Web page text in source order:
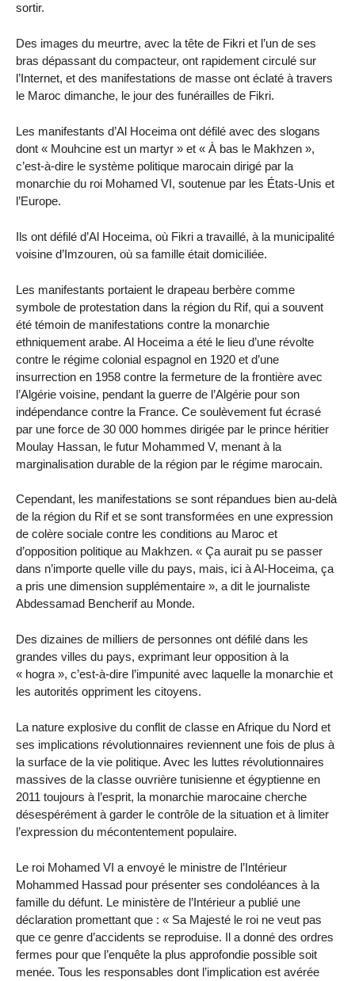
sortir.
Des images du meurtre, avec la tête de Fikri et l’un de ses
bras dépassant du compacteur, ont rapidement circulé sur
l’Internet, et des manifestations de masse ont éclaté à travers
le Maroc dimanche, le jour des funérailles de Fikri.
Les manifestants d’Al Hoceima ont défilé avec des slogans
dont « Mouhcine est un martyr » et « À bas le Makhzen »,
c’est-à-dire le système politique marocain dirigé par la
monarchie du roi Mohamed VI, soutenue par les États-Unis et
l’Europe.
Ils ont défilé d’Al Hoceima, où Fikri a travaillé, à la municipalité
voisine d’Imzouren, où sa famille était domiciliée.
Les manifestants portaient le drapeau berbère comme
symbole de protestation dans la région du Rif, qui a souvent
été témoin de manifestations contre la monarchie
ethniquement arabe. Al Hoceima a été le lieu d’une révolte
contre le régime colonial espagnol en 1920 et d’une
insurrection en 1958 contre la fermeture de la frontière avec
l’Algérie voisine, pendant la guerre de l’Algérie pour son
indépendance contre la France. Ce soulèvement fut écrasé
par une force de 30 000 hommes dirigée par le prince héritier
Moulay Hassan, le futur Mohammed V, menant à la
marginalisation durable de la région par le régime marocain.
Cependant, les manifestations se sont répandues bien au-delà
de la région du Rif et se sont transformées en une expression
de colère sociale contre les conditions au Maroc et
d’opposition politique au Makhzen. « Ça aurait pu se passer
dans n’importe quelle ville du pays, mais, ici à Al-Hoceima, ça
a pris une dimension supplémentaire », a dit le journaliste
Abdessamad Bencherif au Monde.
Des dizaines de milliers de personnes ont défilé dans les
grandes villes du pays, exprimant leur opposition à la
« hogra », c’est-à-dire l’impunité avec laquelle la monarchie et
les autorités oppriment les citoyens.
La nature explosive du conflit de classe en Afrique du Nord et
ses implications révolutionnaires reviennent une fois de plus à
la surface de la vie politique. Avec les luttes révolutionnaires
massives de la classe ouvrière tunisienne et égyptienne en
2011 toujours à l’esprit, la monarchie marocaine cherche
désespérément à garder le contrôle de la situation et à limiter
l’expression du mécontentement populaire.
Le roi Mohamed VI a envoyé le ministre de l’Intérieur
Mohammed Hassad pour présenter ses condoléances à la
famille du défunt. Le ministère de l’Intérieur a publié une
déclaration promettant que : « Sa Majesté le roi ne veut pas
que ce genre d’accidents se reproduise. Il a donné des ordres
fermes pour que l’enquête la plus approfondie possible soit
menée. Tous les responsables dont l’implication est avérée